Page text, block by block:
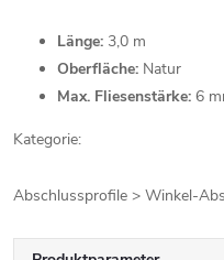
Länge: 3,0 m
Oberfläche: Natur
Max. Fliesenstärke: 6
Kategorie:
Abschlussprofile > Winkel-